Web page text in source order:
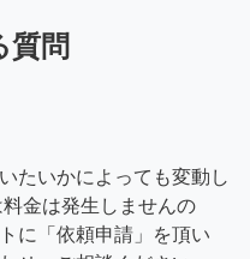
質問
たいかによっても変動し
金は発生しませんの
に「依頼申請」を頂い